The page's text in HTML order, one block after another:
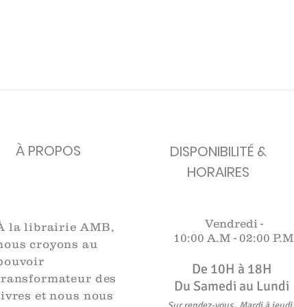
À PROPOS
DISPONIBILITÉ &
HORAIRES
la librairie AMB,
croyons au
des
et nous nous
Vendredi -
10:00 A.M - 02:00 P.M
De 10H à 18H​​​
Du Samedi au Lundi
,